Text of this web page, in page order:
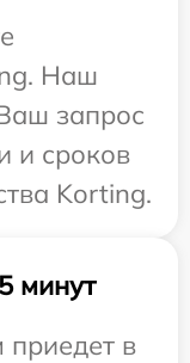
Наш
запрос
и сроков
Korting.
минут
в